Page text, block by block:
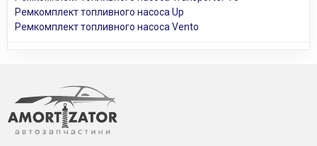
Ремкомплект топливного насоса Up
Ремкомплект топливного насоса Vento